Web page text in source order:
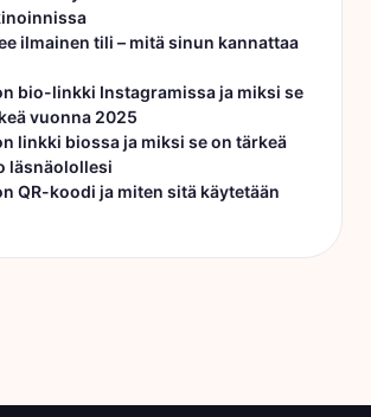
ilmainen tili – mitä sinun kannattaa
bio-linkki Instagramissa ja miksi se
vuonna 2025
linkki biossa ja miksi se on tärkeä
läsnäolollesi
QR-koodi ja miten sitä käytetään